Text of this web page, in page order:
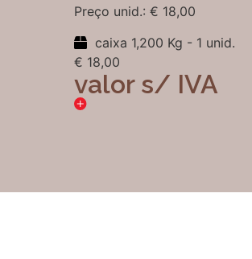
Preço unid.: € 18,00
caixa 1,200 Kg - 1 unid.
€ 18,00
valor s/ IVA